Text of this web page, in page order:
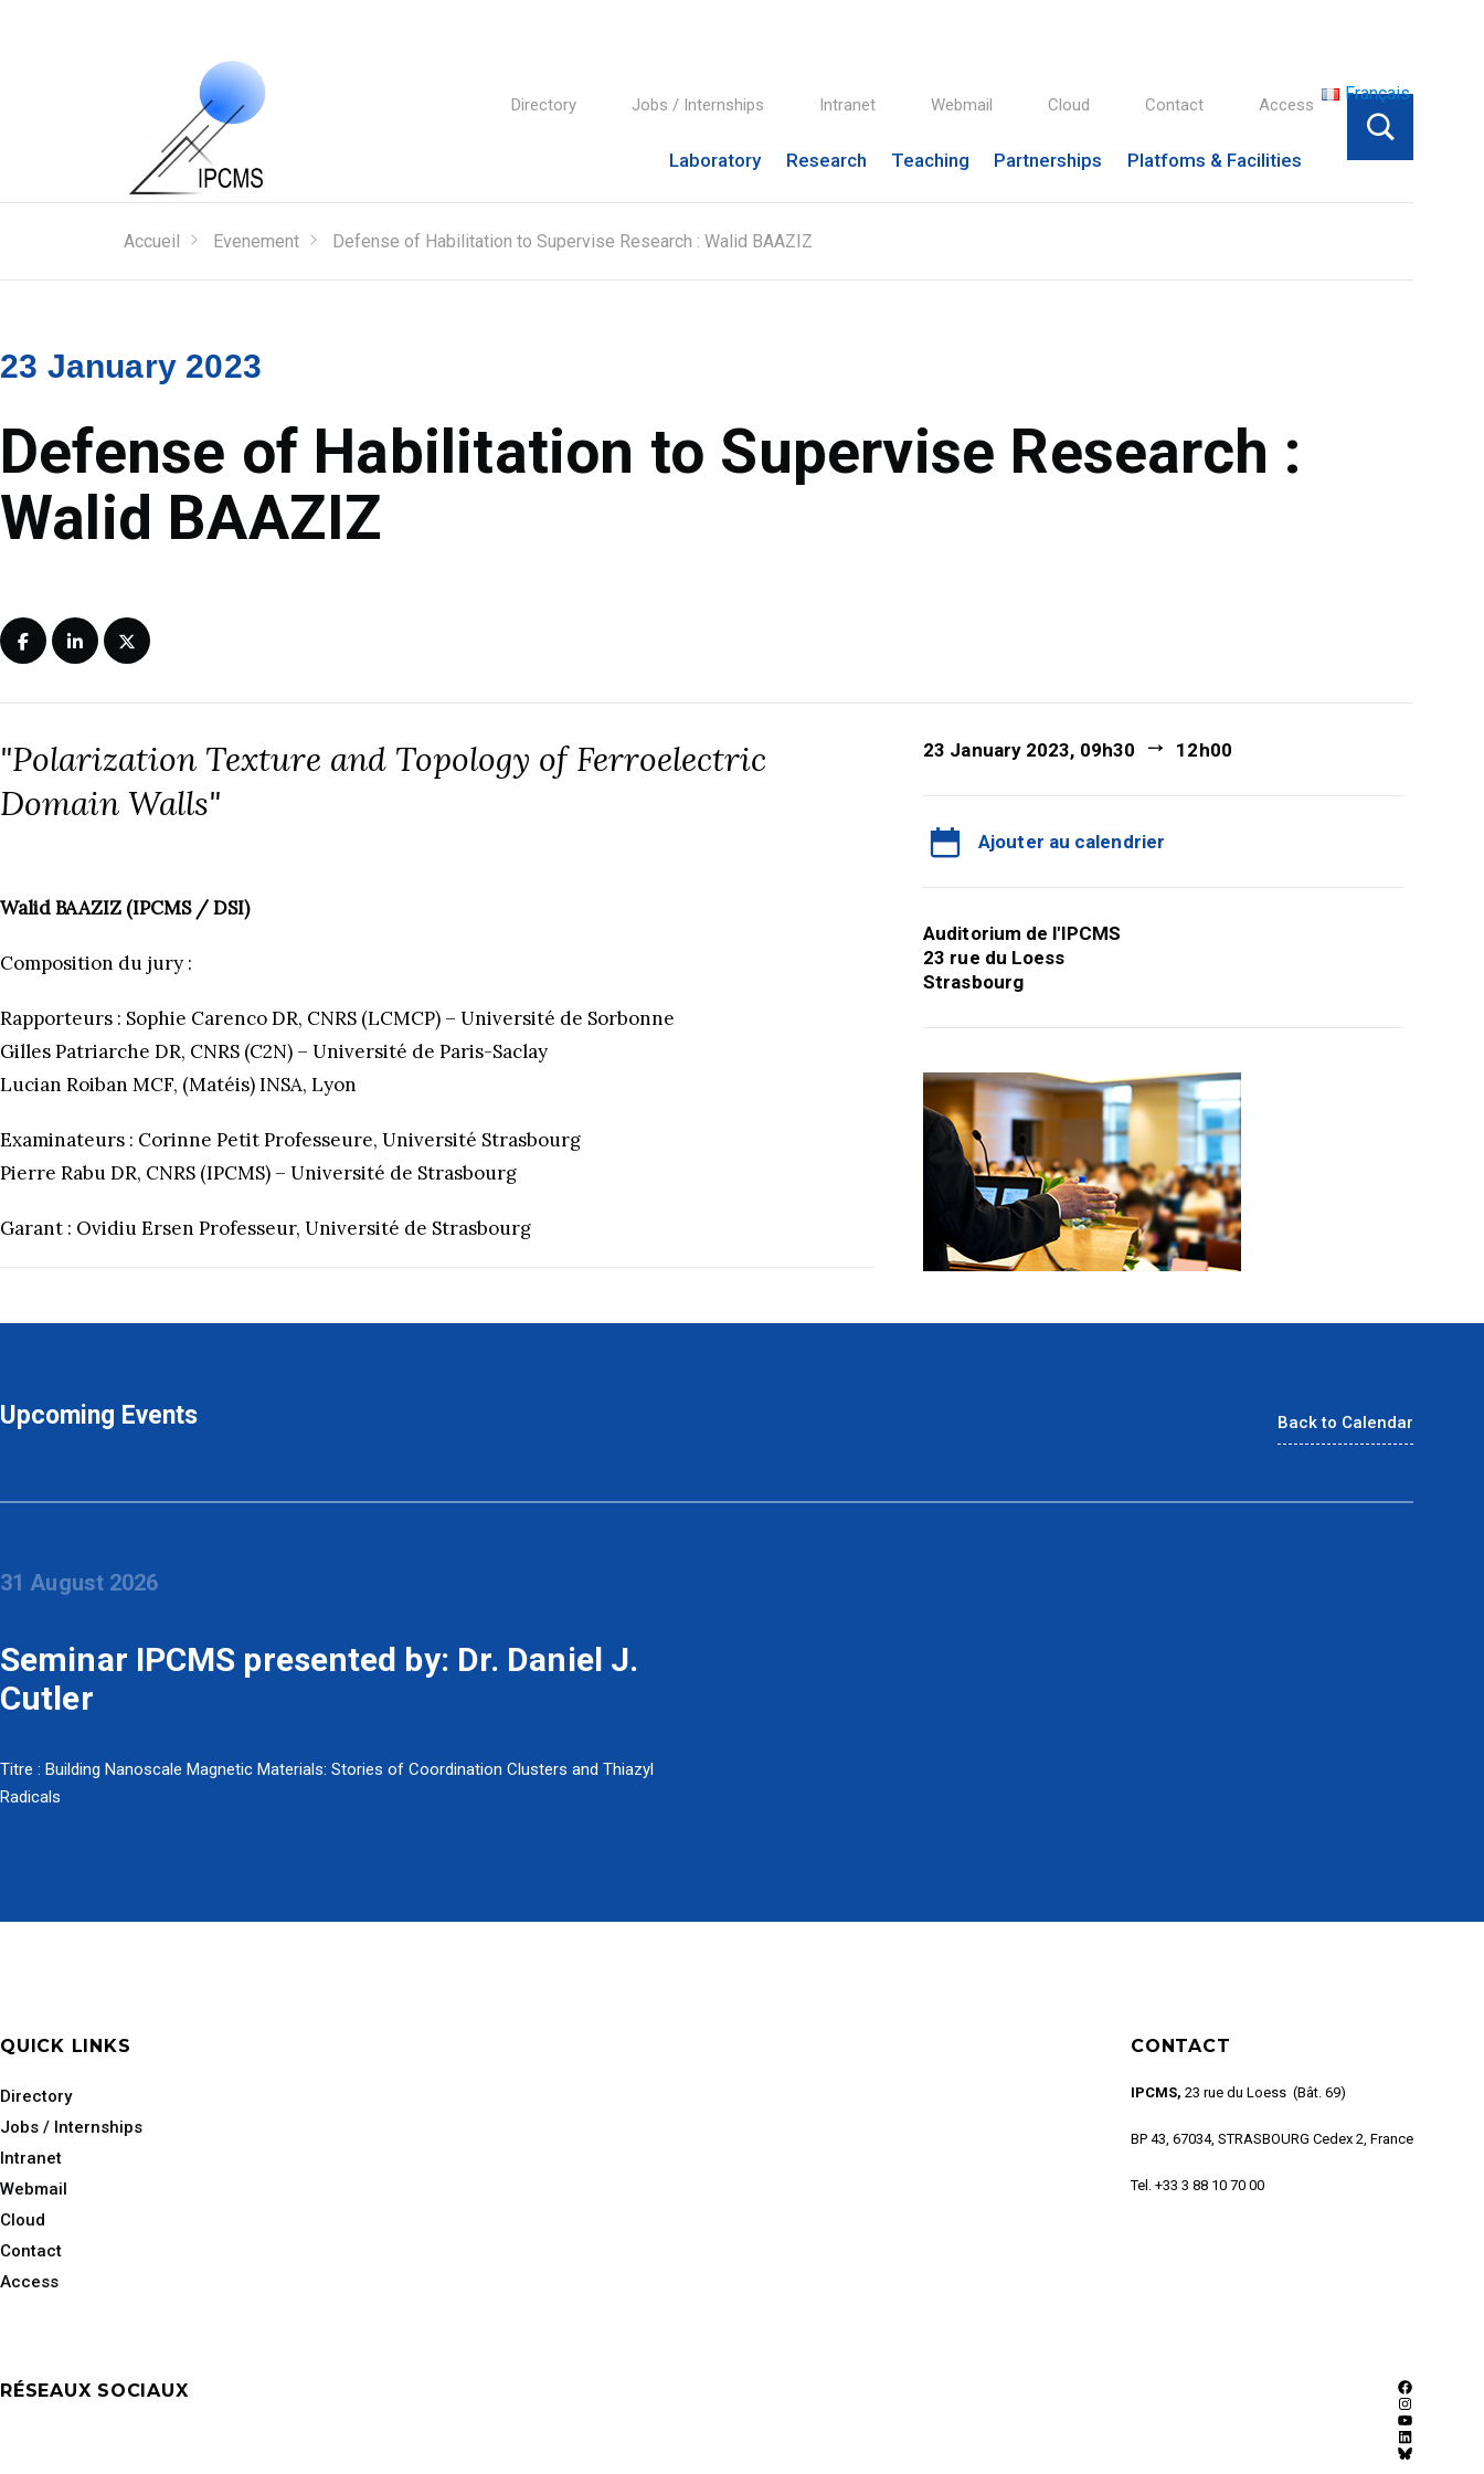
Français
Directory Jobs / Internships Intranet Webmail Cloud Contact Access
Laboratory Research Teaching Partnerships Platfoms & Facilities
Accueil Evenement Defense of Habilitation to Supervise Research : Walid BAAZIZ
23 January 2023
Defense of Habilitation to Supervise Research :
Walid BAAZIZ
"Polarization Texture and Topology of Ferroelectric
Domain Walls"
Walid BAAZIZ (IPCMS / DSI)
Composition du jury :
Rapporteurs : Sophie Carenco DR, CNRS (LCMCP) – Université de Sorbonne
Gilles Patriarche DR, CNRS (C2N) – Université de Paris-Saclay
Lucian Roiban MCF, (Matéis) INSA, Lyon
Examinateurs : Corinne Petit Professeure, Université Strasbourg
Pierre Rabu DR, CNRS (IPCMS) – Université de Strasbourg
Garant : Ovidiu Ersen Professeur, Université de Strasbourg
23 January 2023, 09h30 12h00
Ajouter au calendrier
Auditorium de l'IPCMS
23 rue du Loess
Strasbourg
Upcoming Events Back to Calendar
31 August 2026
Seminar IPCMS presented by: Dr. Daniel J.
Cutler
Titre : Building Nanoscale Magnetic Materials: Stories of Coordination Clusters and Thiazyl
Radicals
QUICK LINKS
Directory
Jobs / Internships
Intranet
Webmail
Cloud
Contact
Access
CONTACT
IPCMS, 23 rue du Loess (Bât. 69)
BP 43, 67034, STRASBOURG Cedex 2, France
Tel. +33 3 88 10 70 00
RÉSEAUX SOCIAUX
Facebook
Instagram
YouTube
LinkedIn